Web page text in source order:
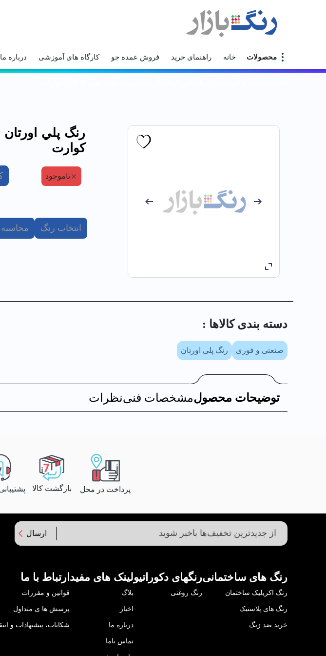
محصولات خانه راهنمای خرید فروش عمده جو کارگاه های آموزشی درباره ما
كوارت
ناموجود
انتخاب رنگ محاسبه
دسته بندی کالا‌ها :
صنعتی و فوری رنگ پلی اورتان
توضیحات محصولمشخصات فنینظرات
پرداخت در محل بازگشت کالا پشتیبانی 24
ارسال
رنگ های ساختمانی
رنگ اکریلیک ساختمان
رنگ های پلاستیک
خرید ضد زنگ
رنگهای دکوراتیو
رنگ روغنی
لینک های مفید
بلاگ
اخبار
درباره ما
تماس باما
ارتباط با ما
قوانین و مقررات
پرسش ها ی متداول
شکایات، پیشنهادات و